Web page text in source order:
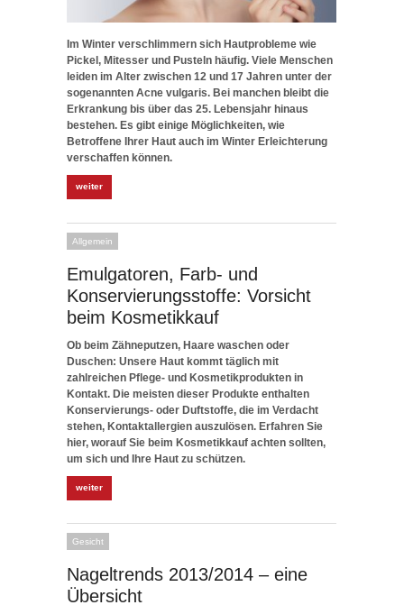
Im Winter verschlimmern sich Hautprobleme wie
Pickel, Mitesser und Pusteln häufig. Viele Menschen
leiden im Alter zwischen 12 und 17 Jahren unter der
sogenannten Acne vulgaris. Bei manchen bleibt die
Erkrankung bis über das 25. Lebensjahr hinaus
bestehen. Es gibt einige Möglichkeiten, wie
Betroffene Ihrer Haut auch im Winter Erleichterung
verschaffen können.
weiter
Allgemein
Emulgatoren, Farb- und
Konservierungsstoffe: Vorsicht
beim Kosmetikkauf
Ob beim Zähneputzen, Haare waschen oder
Duschen: Unsere Haut kommt täglich mit
zahlreichen Pflege- und Kosmetikprodukten in
Kontakt. Die meisten dieser Produkte enthalten
Konservierungs- oder Duftstoffe, die im Verdacht
stehen, Kontaktallergien auszulösen. Erfahren Sie
hier, worauf Sie beim Kosmetikkauf achten sollten,
um sich und Ihre Haut zu schützen.
weiter
Gesicht
Nageltrends 2013/2014 – eine
Übersicht